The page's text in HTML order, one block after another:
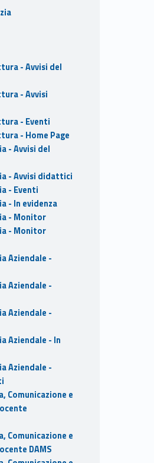
- Avvisi del
- Avvisi
- Eventi
- Home Page
- Avvisi del
- Avvisi didattici
- Eventi
- In evidenza
- Monitor
- Monitor
Aziendale -
Aziendale -
Aziendale -
Aziendale - In
Aziendale -
Comunicazione e
Comunicazione e
DAMS